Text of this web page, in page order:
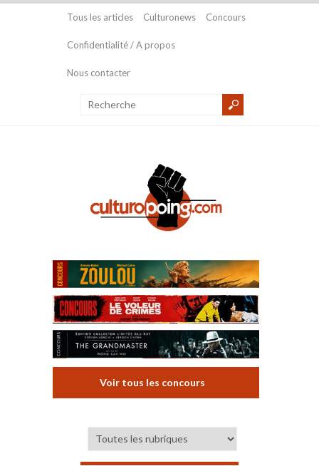
Tous les articles Culturonews Concours
Confidentialité / A propos
Nous contacter
Voir tous les concours